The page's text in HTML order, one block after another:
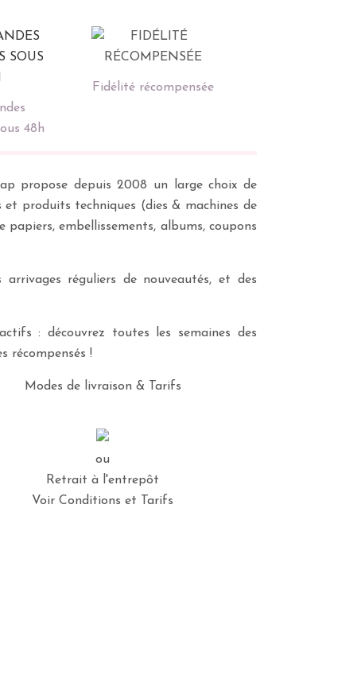
48h
Fidélité récompensée
propose depuis 2008 un large choix de
produits techniques (dies & machines de
embellissements, albums, coupons
réguliers de nouveautés, et des
: découvrez toutes les semaines des
récompensés !
Modes de livraison & Tarifs
ou
Retrait à l'entrepôt
Voir Conditions et Tarifs